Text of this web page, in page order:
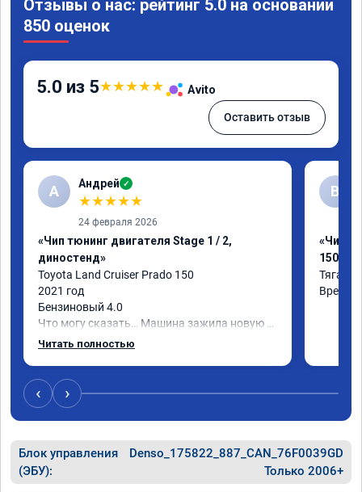
Отзывы о нас: рейтинг 5.0 на основании
850 оценок
5.0 из 5★★★★★ Avito
Оставить отзыв
А Андрей ✓
★★★★★
24 февраля 2026
«Чип тюнинг двигателя Stage 1 / 2,
диностенд»
Toyota Land Cruiser Prado 150
2021 год
Бензиновый 4.0
Что могу сказать… Машина зажила новую
жизнь)
Самое заметное - машина стала лучше
отзываться на педаль газа и тянуть с низов.
Пропали легкие удары в коробе при резком
Двигатель стал более эластичный.
Жалею что не прошил сразу при покупке)
Рекомендую!
Читать полностью
В
«Чип
150»
Тяга
Время
‹ ›
Блок управления
(ЭБУ):
Denso_175822_887_CAN_76F0039GD
Только 2006+